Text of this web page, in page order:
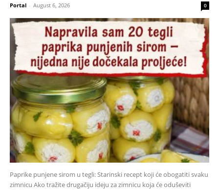
Portal - August 6, 2026 0
Paprike punjene sirom u tegli: Starinski recept koji će obogatiti svaku
zimnicu Ako tražite drugačiju ideju za zimnicu koja će oduševiti